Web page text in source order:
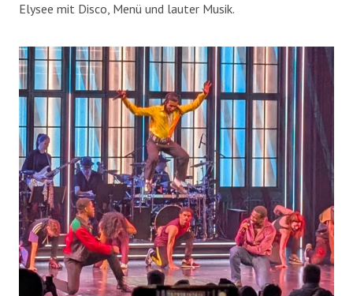
Elysee mit Disco, Menü und lauter Musik.